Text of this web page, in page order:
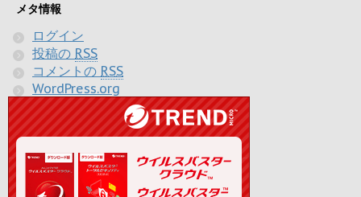
メタ情報
ログイン
投稿の RSS
コメントの RSS
WordPress.org